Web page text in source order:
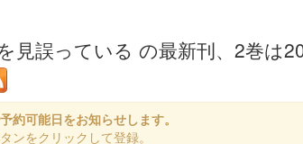
見誤っている の最新刊、2巻は
約可能日をお知らせします。
ンをクリックして登録。